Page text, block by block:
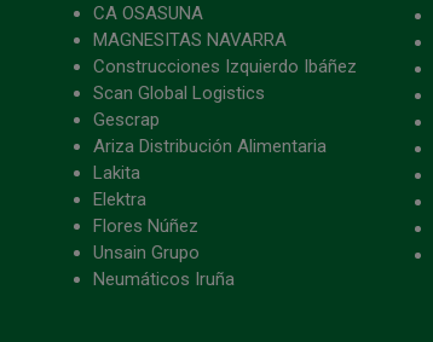
CA OSASUNA
MAGNESITAS NAVARRA
Construcciones Izquierdo Ibáñez
Scan Global Logistics
Gescrap
Ariza Distribución Alimentaria
Lakita
Elektra
Flores Núñez
Unsain Grupo
Neumáticos Iruña